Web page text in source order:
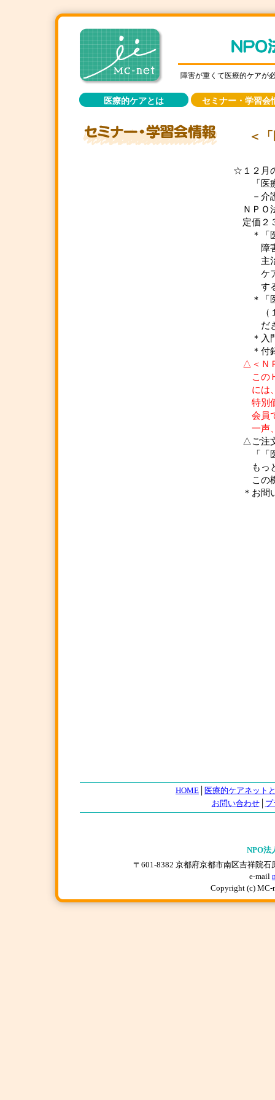
障害が重くて医療的ケアが
医療的ケアとは セミナー・学習会
＜
☆１２月
「医療
－介護
ＮＰＯ
定価２
＊「医
障害、
主治医
ケアに
する人
＊「医
（１５
だき
＊入門
＊付録
△＜Ｎ
このＨ
には、
特別価
会員で
一声、
△ご注
「「医
もっと
この機
＊お問
HOME
医療的ケアネット
お問い合わせ│ プ
NPO法
〒601-8382 京都府京都市南区吉祥院石
e-mail
Copyright (c) MC-